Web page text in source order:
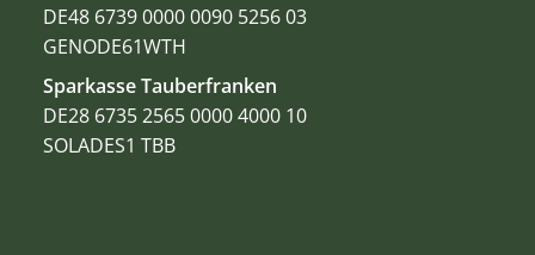
DE48 6739 0000 0090 5256 03
GENODE61WTH
Sparkasse Tauberfranken
DE28 6735 2565 0000 4000 10
SOLADES1 TBB